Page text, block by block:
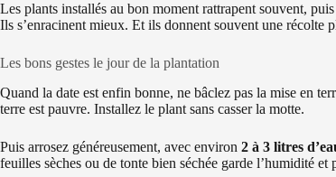
Les plants installés au bon moment rattrapent souvent,
Ils s’enracinent mieux. Et ils donnent souvent une récolte
Les bons gestes le jour de la plantation
Quand la date est enfin bonne, ne bâclez pas la mise en
terre est pauvre. Installez le plant sans casser la motte.
Puis arrosez généreusement, avec environ 2 à 3 litres
feuilles sèches ou de tonte bien séchée garde l’humidité et